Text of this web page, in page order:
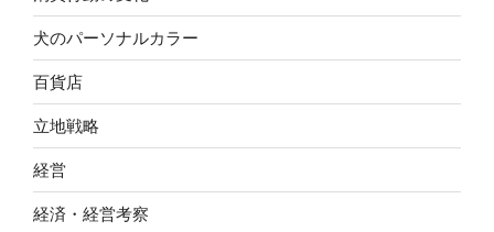
犬のパーソナルカラー
百貨店
立地戦略
経営
経済・経営考察